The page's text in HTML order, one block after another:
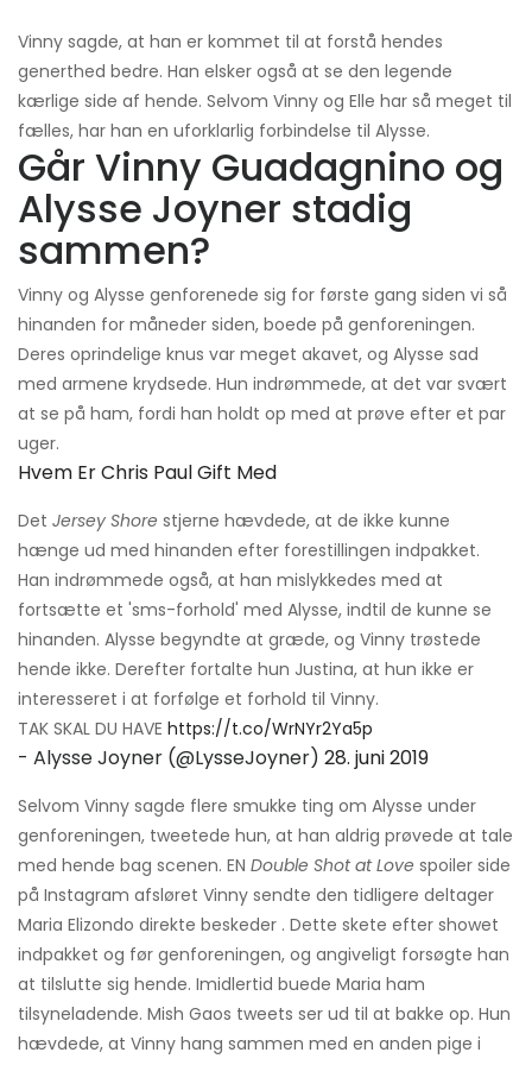
Vinny sagde, at han er kommet til at forstå hendes
generthed bedre. Han elsker også at se den legende
kærlige side af hende. Selvom Vinny og Elle har så meget til
fælles, har han en uforklarlig forbindelse til Alysse.
Går Vinny Guadagnino og
Alysse Joyner stadig
sammen?
Vinny og Alysse genforenede sig for første gang siden vi så
hinanden for måneder siden, boede på genforeningen.
Deres oprindelige knus var meget akavet, og Alysse sad
med armene krydsede. Hun indrømmede, at det var svært
at se på ham, fordi han holdt op med at prøve efter et par
uger.
Hvem Er Chris Paul Gift Med
Det Jersey Shore stjerne hævdede, at de ikke kunne
hænge ud med hinanden efter forestillingen indpakket.
Han indrømmede også, at han mislykkedes med at
fortsætte et 'sms-forhold' med Alysse, indtil de kunne se
hinanden. Alysse begyndte at græde, og Vinny trøstede
hende ikke. Derefter fortalte hun Justina, at hun ikke er
interesseret i at forfølge et forhold til Vinny.
TAK SKAL DU HAVE https://t.co/WrNYr2Ya5p
- Alysse Joyner (@LysseJoyner) 28. juni 2019
Selvom Vinny sagde flere smukke ting om Alysse under
genforeningen, tweetede hun, at han aldrig prøvede at tale
med hende bag scenen. EN Double Shot at Love spoiler side
på Instagram afsløret Vinny sendte den tidligere deltager
Maria Elizondo direkte beskeder . Dette skete efter showet
indpakket og før genforeningen, og angiveligt forsøgte han
at tilslutte sig hende. Imidlertid buede Maria ham
tilsyneladende. Mish Gaos tweets ser ud til at bakke op. Hun
hævdede, at Vinny hang sammen med en anden pige i